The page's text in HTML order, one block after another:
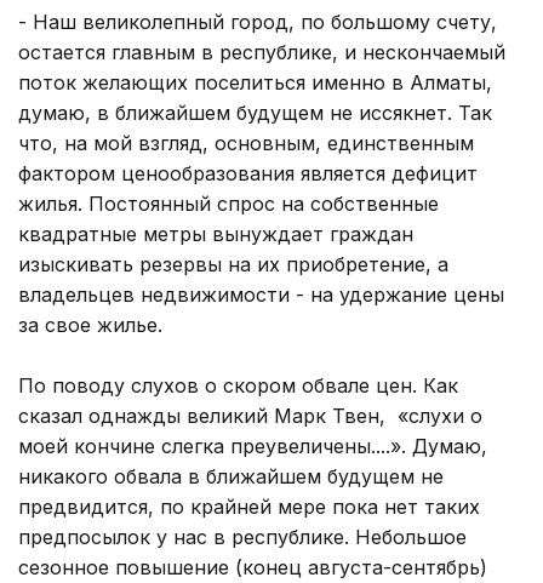
- Наш великолепный город, по большому счету,
остается главным в республике, и нескончаемый
поток желающих поселиться именно в Алматы,
думаю, в ближайшем будущем не иссякнет. Так
что, на мой взгляд, основным, единственным
фактором ценообразования является дефицит
жилья. Постоянный спрос на собственные
квадратные метры вынуждает граждан
изыскивать резервы на их приобретение, а
владельцев недвижимости - на удержание цены
за свое жилье.
По поводу слухов о скором обвале цен. Как
сказал однажды великий Марк Твен, «слухи о
моей кончине слегка преувеличены....». Думаю,
никакого обвала в ближайшем будущем не
предвидится, по крайней мере пока нет таких
предпосылок у нас в республике. Небольшое
сезонное повышение (конец августа-сентябрь)